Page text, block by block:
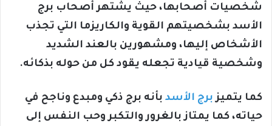
شخصيات أصحابها، حيث يشتهر أصحاب برج
الأسد بشخصيتهم القوية والكاريزما التي تجذب
الأشخاص إليها، ومشهورين بالعند الشديد
وشخصية قيادية تجعله يقود كل من حوله بذكائه.
كما يتميز برج الأسد بأنه برج ذكي ومبدع وناجح في
حياته، كما يمتاز بالغرور والتكبر وحب النفس إلى